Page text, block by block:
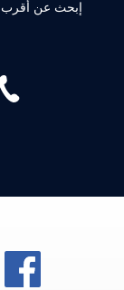
إبحث عن